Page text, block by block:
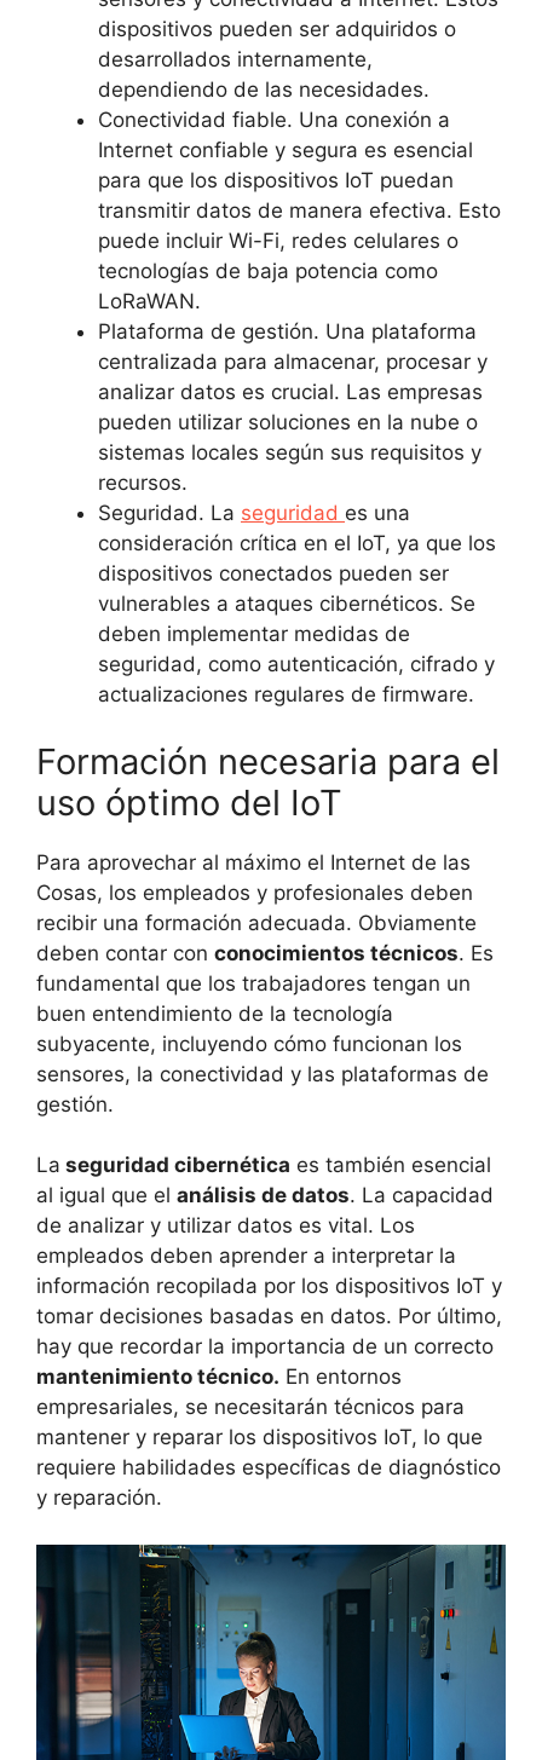
dispositivos pueden ser adquiridos o
desarrollados internamente,
dependiendo de las necesidades.
Conectividad fiable. Una conexión a
Internet confiable y segura es esencial
para que los dispositivos IoT puedan
transmitir datos de manera efectiva. Esto
puede incluir Wi-Fi, redes celulares o
tecnologías de baja potencia como
LoRaWAN.
Plataforma de gestión. Una plataforma
centralizada para almacenar, procesar y
analizar datos es crucial. Las empresas
pueden utilizar soluciones en la nube o
sistemas locales según sus requisitos y
recursos.
Seguridad. La seguridad es una
consideración crítica en el IoT, ya que los
dispositivos conectados pueden ser
vulnerables a ataques cibernéticos. Se
deben implementar medidas de
seguridad, como autenticación, cifrado y
actualizaciones regulares de firmware.
Formación necesaria para el
uso óptimo del IoT
Para aprovechar al máximo el Internet de las
Cosas, los empleados y profesionales deben
recibir una formación adecuada. Obviamente
deben contar con conocimientos técnicos. Es
fundamental que los trabajadores tengan un
buen entendimiento de la tecnología
subyacente, incluyendo cómo funcionan los
sensores, la conectividad y las plataformas de
gestión.
La seguridad cibernética es también esencial
al igual que el análisis de datos. La capacidad
de analizar y utilizar datos es vital. Los
empleados deben aprender a interpretar la
información recopilada por los dispositivos IoT y
tomar decisiones basadas en datos. Por último,
hay que recordar la importancia de un correcto
mantenimiento técnico. En entornos
empresariales, se necesitarán técnicos para
mantener y reparar los dispositivos IoT, lo que
requiere habilidades específicas de diagnóstico
y reparación.